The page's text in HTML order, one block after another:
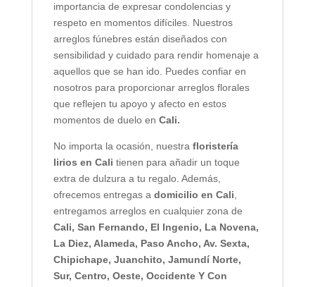
importancia de expresar condolencias y
respeto en momentos difíciles. Nuestros
arreglos fúnebres están diseñados con
sensibilidad y cuidado para rendir homenaje a
aquellos que se han ido. Puedes confiar en
nosotros para proporcionar arreglos florales
que reflejen tu apoyo y afecto en estos
momentos de duelo en Cali.
No importa la ocasión, nuestra floristería
lirios en Cali tienen para añadir un toque
extra de dulzura a tu regalo. Además,
ofrecemos entregas a domicilio en Cali
entregamos arreglos en cualquier zona de
Cali, San Fernando, El Ingenio, La Novena,
La Diez, Alameda, Paso Ancho, Av. Sexta,
Chipichape, Juanchito, Jamundí Norte,
Sur, Centro, Oeste, Occidente Y Con